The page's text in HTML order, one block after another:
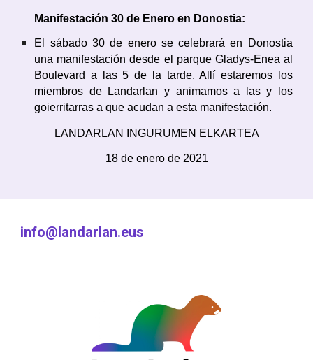
Manifestación 30 de Enero en Donostia:
El sábado 30 de enero se celebrará en Donostia
una manifestación desde el parque Gladys-Enea al
Boulevard a las 5 de la tarde. Allí estaremos los
miembros de Landarlan y animamos a las y los
goierritarras a que acudan a esta manifestación.
LANDARLAN INGURUMEN ELKARTEA
18de enerode 2021
info@landarlan.eus